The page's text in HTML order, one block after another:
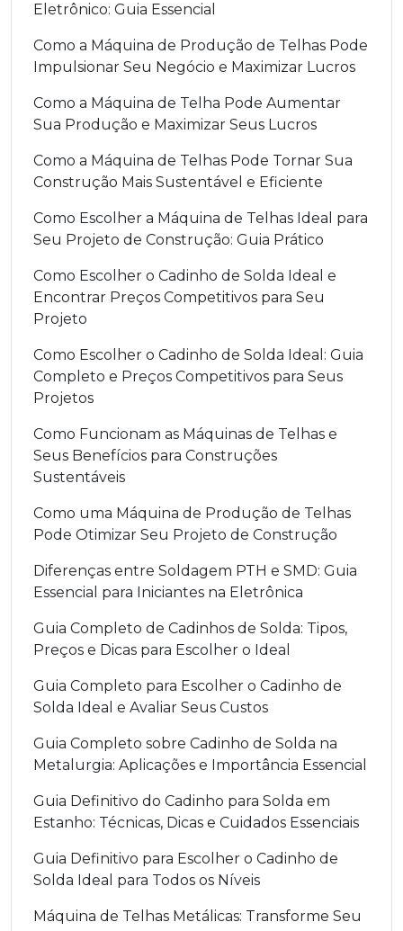
Eletrônico: Guia Essencial
Como a Máquina de Produção de Telhas Pode
Impulsionar Seu Negócio e Maximizar Lucros
Como a Máquina de Telha Pode Aumentar
Sua Produção e Maximizar Seus Lucros
Como a Máquina de Telhas Pode Tornar Sua
Construção Mais Sustentável e Eficiente
Como Escolher a Máquina de Telhas Ideal para
Seu Projeto de Construção: Guia Prático
Como Escolher o Cadinho de Solda Ideal e
Encontrar Preços Competitivos para Seu
Projeto
Como Escolher o Cadinho de Solda Ideal: Guia
Completo e Preços Competitivos para Seus
Projetos
Como Funcionam as Máquinas de Telhas e
Seus Benefícios para Construções
Sustentáveis
Como uma Máquina de Produção de Telhas
Pode Otimizar Seu Projeto de Construção
Diferenças entre Soldagem PTH e SMD: Guia
Essencial para Iniciantes na Eletrônica
Guia Completo de Cadinhos de Solda: Tipos,
Preços e Dicas para Escolher o Ideal
Guia Completo para Escolher o Cadinho de
Solda Ideal e Avaliar Seus Custos
Guia Completo sobre Cadinho de Solda na
Metalurgia: Aplicações e Importância Essencial
Guia Definitivo do Cadinho para Solda em
Estanho: Técnicas, Dicas e Cuidados Essenciais
Guia Definitivo para Escolher o Cadinho de
Solda Ideal para Todos os Níveis
Máquina de Telhas Metálicas: Transforme Seu